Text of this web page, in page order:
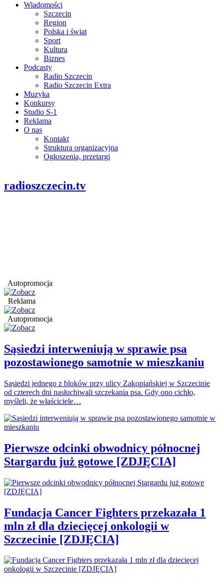
Wiadomości
Szczecin
Region
Polska i świat
Sport
Kultura
Biznes
Podcasty
Radio Szczecin
Radio Szczecin Extra
Muzyka
Konkursy
Studio S-1
Reklama
O nas
Kontakt
Struktura organizacyjna
Ogłoszenia, przetargi
radioszczecin.tv
Autopromocja
Reklama
Autopromocja
Sąsiedzi interweniują w sprawie psa
pozostawionego samotnie w mieszkaniu
Sąsiedzi jednego z bloków przy ulicy Zakopiańskiej w Szczecinie
od czterech dni nasłuchiwali szczekania psa. Gdy ono cichło,
myśleli, że właściciele…
Pierwsze odcinki obwodnicy północnej
Stargardu już gotowe [ZDJĘCIA]
Fundacja Cancer Fighters przekazała 1
mln zł dla dziecięcej onkologii w
Szczecinie [ZDJĘCIA]